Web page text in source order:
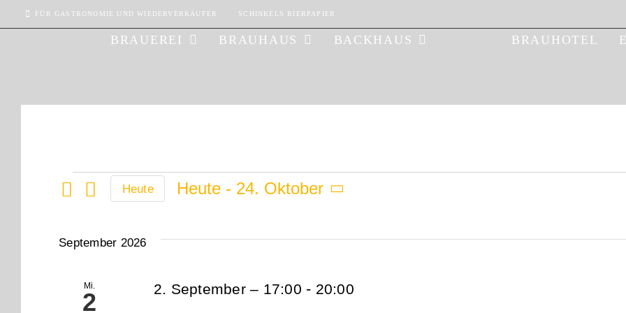
Zum
Inhalt
FÜR GASTRONOMIE UND WIEDERVERKÄUFER SCHINKELS BIERPAPIER
BRAUEREI BRAUHAUS BACKHAUS BRAUHOTEL
Veranstaltungen
Heute Heute - 24. Oktober
September 2026
Mi.
2 2. September – 17:00 - 20:00